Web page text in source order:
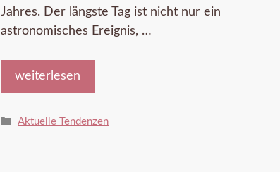
Jahres. Der längste Tag ist nicht nur ein
astronomisches Ereignis, …
weiterlesen
Kategorien
Aktuelle Tendenzen